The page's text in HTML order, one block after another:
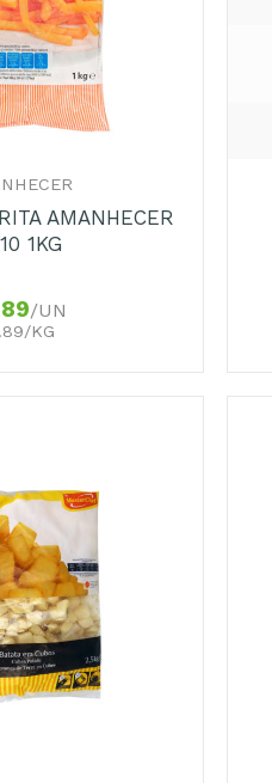
AMANHECER
1KG
/UN
KG